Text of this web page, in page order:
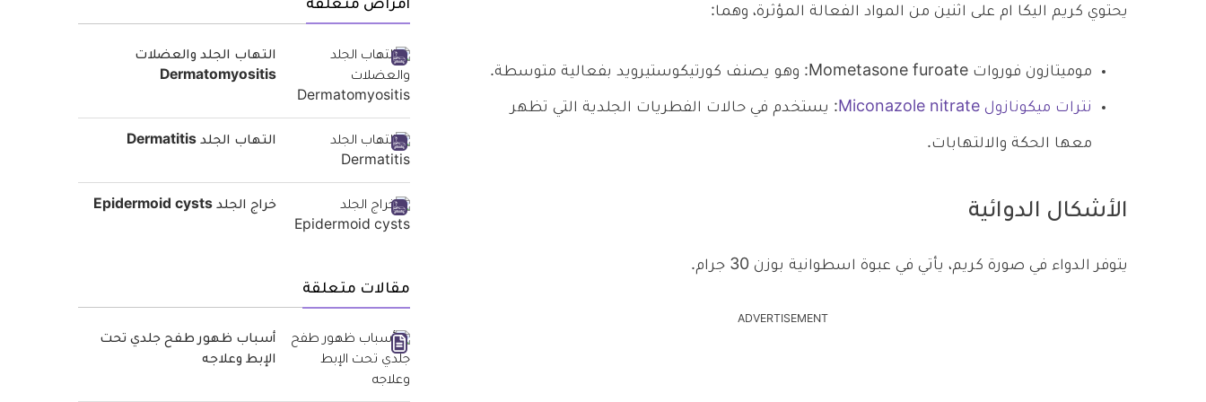
يحتوي كريم اليكا ام على اثنين من المواد الفعالة المؤثرة، وهما:
موميتازون فوروات Mometasone furoate: وهو يصنف كورتيكوستيرويد بفعالية متوسطة.
نترات ميكونازول Miconazole nitrate : يستخدم في حالات الفطريات الجلدية التي تظهر
معها الحكة والالتهابات.
الأشكال الدوائية
يتوفر الدواء في صورة كريم، يأتي في عبوة اسطوانية بوزن 30 جرام.
ADVERTISEMENT
أمراض متعلقة
التهاب الجلد والعضلات
Dermatomyositis
التهاب الجلد Dermatitis
خراج الجلد Epidermoid cysts
مقالات متعلقة
أسباب ظهور طفح جلدي تحت
الإبط وعلاجه